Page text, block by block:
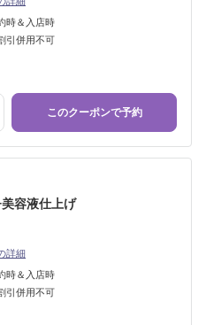
時＆入店時
引併用不可
このクーポンで予約
美容液仕上げ
詳細
時＆入店時
引併用不可